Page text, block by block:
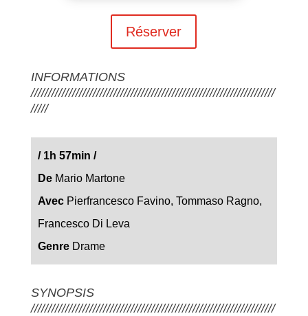
Réserver
INFORMATIONS
///////////////////////////////////////////////////////////////////////
/////
/1h 57min /
De Mario Martone
Avec Pierfrancesco Favino, Tommaso Ragno,
Francesco Di Leva
Genre Drame
SYNOPSIS
///////////////////////////////////////////////////////////////////////